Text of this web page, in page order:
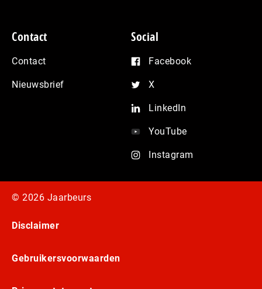
Contact
Contact
Nieuwsbrief
Social
Facebook
X
LinkedIn
YouTube
Instagram
© 2026 Jaarbeurs
Disclaimer
Gebruikersvoorwaarden